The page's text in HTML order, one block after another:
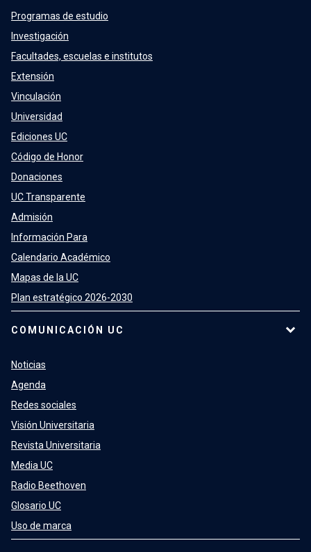
Programas de estudio
Investigación
Facultades, escuelas e institutos
Extensión
Vinculación
Universidad
Ediciones UC
Código de Honor
Donaciones
UC Transparente
Admisión
Información Para
Calendario Académico
Mapas de la UC
Plan estratégico 2026-2030
COMUNICACIÓN UC
Noticias
Agenda
Redes sociales
Visión Universitaria
Revista Universitaria
Media UC
Radio Beethoven
Glosario UC
Uso de marca